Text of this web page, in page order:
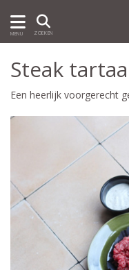
MENU ZOEKEN
Steak
Een heerlijk voorgerecht